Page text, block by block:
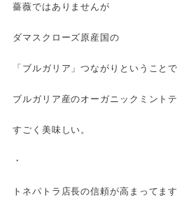
薔薇ではありませんが
ダマスクローズ原産国の
「ブルガリア」つながりということで
ブルガリア産のオーガニックミントテ
すごく美味しい。
・
トネパトラ店長の信頼が高まってます